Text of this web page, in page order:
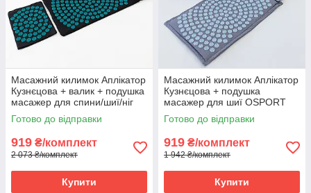
Масажний килимок Аплікатор
Кузнєцова + валик + подушка
масажер для спини/шиї/ніг
OSPORT Lotus Set (n-0003)
Чорно-бірюзовий
Готово до відправки
919 ₴/комплект
2 073 ₴/комплект
Купити
Масажний килимок Аплікатор
Кузнєцова + подушка
масажер для шиї OSPORT
Lotus Mat Eco (apl-020) Сіро-
небесний
Готово до відправки
919 ₴/комплект
1 942 ₴/комплект
Купити